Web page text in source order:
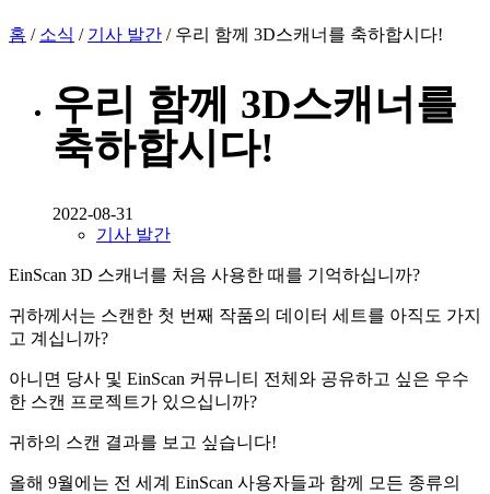
홈 / 소식 / 기사 발간 / 우리 함께 3D스캐너를 축하합시다!
우리 함께 3D스캐너를
축하합시다!
2022-08-31
기사 발간
EinScan 3D 스캐너를 처음 사용한 때를 기억하십니까?
귀하께서는 스캔한 첫 번째 작품의 데이터 세트를 아직도 가지
고 계십니까?
아니면 당사 및 EinScan 커뮤니티 전체와 공유하고 싶은 우수
한 스캔 프로젝트가 있으십니까?
귀하의 스캔 결과를 보고 싶습니다!
올해 9월에는 전 세계 EinScan 사용자들과 함께 모든 종류의